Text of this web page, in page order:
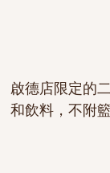
啟德店限定的
和飲料，不附籃